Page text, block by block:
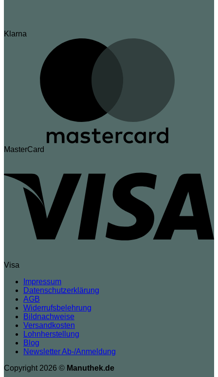
Klarna
MasterCard
Visa
Impressum
Datenschutzerklärung
AGB
Widerrufsbelehrung
Bildnachweise
Versandkosten
Lohnherstellung
Blog
Newsletter Ab-/Anmeldung
Copyright 2026 © Manuthek.de